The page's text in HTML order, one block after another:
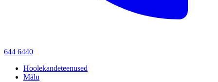
644 6440
Hoolekandeteenused
Mälu